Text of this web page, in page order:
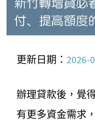
更新日期： 2026-
辦理貸款後，覺
有更多資金需求